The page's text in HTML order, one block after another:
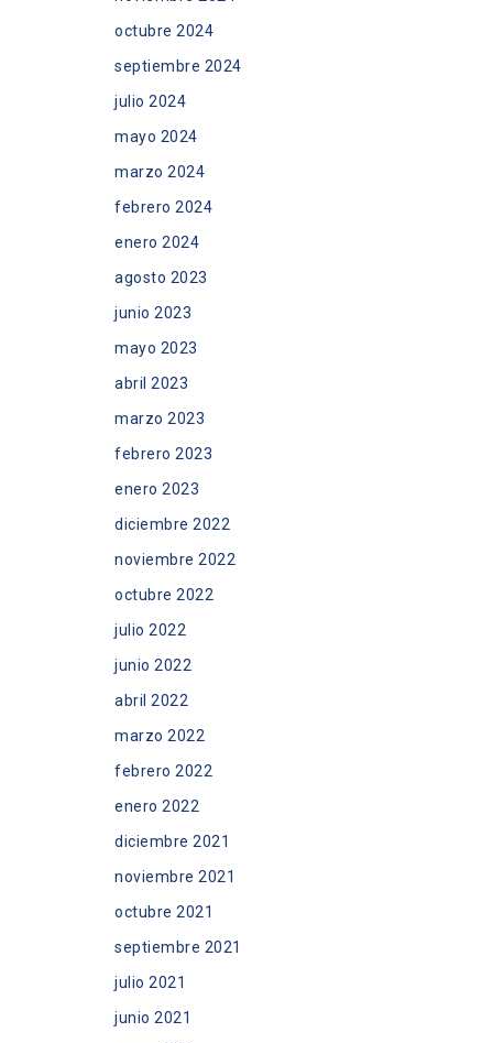
octubre 2024
septiembre 2024
julio 2024
mayo 2024
marzo 2024
febrero 2024
enero 2024
agosto 2023
junio 2023
mayo 2023
abril 2023
marzo 2023
febrero 2023
enero 2023
diciembre 2022
noviembre 2022
octubre 2022
julio 2022
junio 2022
abril 2022
marzo 2022
febrero 2022
enero 2022
diciembre 2021
noviembre 2021
octubre 2021
septiembre 2021
julio 2021
junio 2021